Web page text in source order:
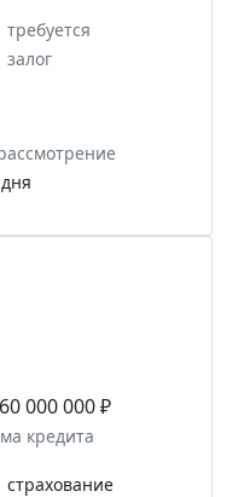
требуется
залог
000 000 ₽
кредита
страхование